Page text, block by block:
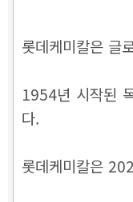
롯데케미칼은
1954년 시작된
다.
롯데케미칼은